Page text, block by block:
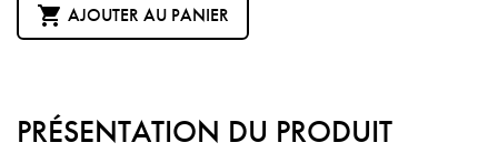
 AJOUTER AU PANIER
PRÉSENTATION DU PRODUIT